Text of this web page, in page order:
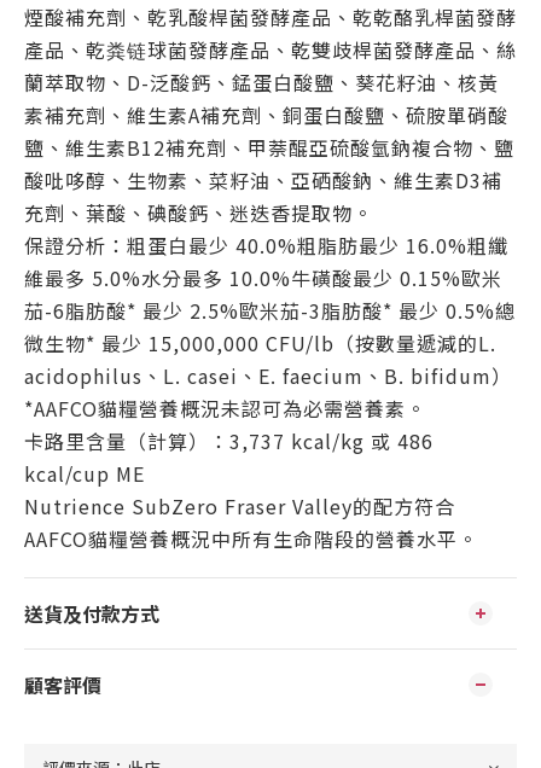
煙酸補充劑、乾乳酸桿菌發酵產品、乾乾酪乳桿菌發酵
產品、乾粪链球菌發酵產品、乾雙歧桿菌發酵產品、絲
蘭萃取物、D-泛酸鈣、錳蛋白酸鹽、葵花籽油、核黃
素補充劑、維生素A補充劑、銅蛋白酸鹽、硫胺單硝酸
鹽、維生素B12補充劑、甲萘醌亞硫酸氫鈉複合物、鹽
酸吡哆醇、生物素、菜籽油、亞硒酸鈉、維生素D3補
充劑、葉酸、碘酸鈣、迷迭香提取物。
保證分析：粗蛋白最少 40.0%粗脂肪最少 16.0%粗纖
維最多 5.0%水分最多 10.0%牛磺酸最少 0.15%歐米
茄-6脂肪酸* 最少 2.5%歐米茄-3脂肪酸* 最少 0.5%總
微生物* 最少 15,000,000 CFU/lb（按數量遞減的L.
acidophilus、L. casei、E. faecium、B. bifidum）
*AAFCO貓糧營養概況未認可為必需營養素。
卡路里含量（計算）：3,737 kcal/kg 或 486
kcal/cup ME
Nutrience SubZero Fraser Valley的配方符合
AAFCO貓糧營養概況中所有生命階段的營養水平。
送貨及付款方式
顧客評價